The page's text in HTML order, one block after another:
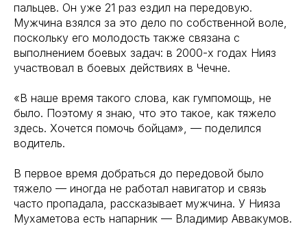
пальцев. Он уже 21 раз ездил на передовую.
Мужчина взялся за это дело по собственной воле,
поскольку его молодость также связана с
выполнением боевых задач: в 2000-х годах Нияз
участвовал в боевых действиях в Чечне.
«В наше время такого слова, как гумпомощь, не
было. Поэтому я знаю, что это такое, как тяжело
здесь. Хочется помочь бойцам», — поделился
водитель.
В первое время добраться до передовой было
тяжело — иногда не работал навигатор и связь
часто пропадала, рассказывает мужчина. У Нияза
Мухаметова есть напарник — Владимир Аввакумов.